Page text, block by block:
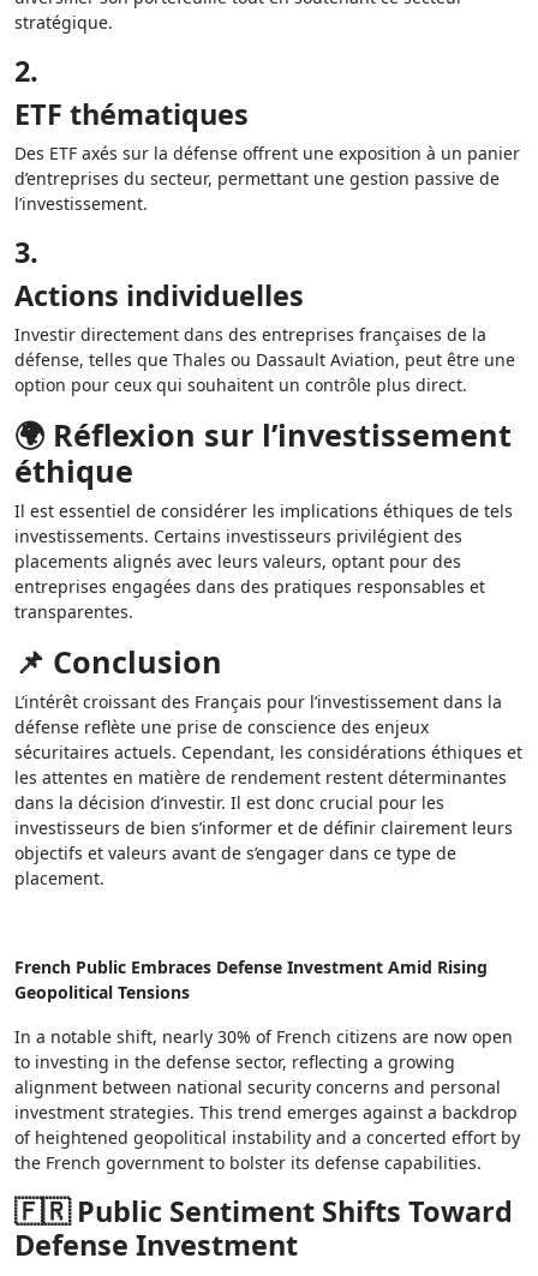
stratégique.
2.
ETF thématiques
Des ETF axés sur la défense offrent une exposition à un panier
d’entreprises du secteur, permettant une gestion passive de
l’investissement.
3.
Actions individuelles
Investir directement dans des entreprises françaises de la
défense, telles que Thales ou Dassault Aviation, peut être une
option pour ceux qui souhaitent un contrôle plus direct.
🌍 Réflexion sur l’investissement
éthique
Il est essentiel de considérer les implications éthiques de tels
investissements. Certains investisseurs privilégient des
placements alignés avec leurs valeurs, optant pour des
entreprises engagées dans des pratiques responsables et
transparentes.
📌 Conclusion
L’intérêt croissant des Français pour l’investissement dans la
défense reflète une prise de conscience des enjeux
sécuritaires actuels. Cependant, les considérations éthiques et
les attentes en matière de rendement restent déterminantes
dans la décision d’investir. Il est donc crucial pour les
investisseurs de bien s’informer et de définir clairement leurs
objectifs et valeurs avant de s’engager dans ce type de
placement.
French Public Embraces Defense Investment Amid Rising
Geopolitical Tensions
In a notable shift, nearly 30% of French citizens are now open
to investing in the defense sector, reflecting a growing
alignment between national security concerns and personal
investment strategies. This trend emerges against a backdrop
of heightened geopolitical instability and a concerted effort by
the French government to bolster its defense capabilities.
🇫🇷 Public Sentiment Shifts Toward
Defense Investment